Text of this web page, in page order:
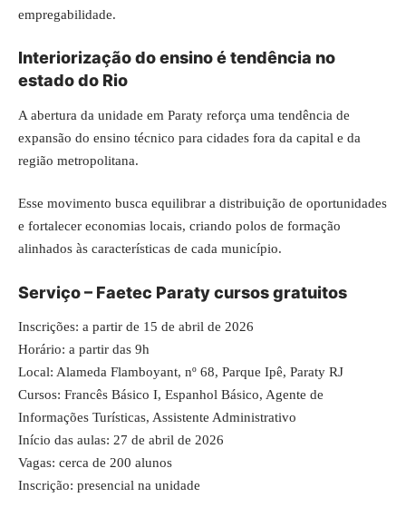
empregabilidade.
Interiorização do ensino é tendência no
estado do Rio
A abertura da unidade em Paraty reforça uma tendência de
expansão do ensino técnico para cidades fora da capital e da
região metropolitana.
Esse movimento busca equilibrar a distribuição de oportunidades
e fortalecer economias locais, criando polos de formação
alinhados às características de cada município.
Serviço – Faetec Paraty cursos gratuitos
Inscrições: a partir de 15 de abril de 2026
Horário: a partir das 9h
Local: Alameda Flamboyant, nº 68, Parque Ipê, Paraty RJ
Cursos: Francês Básico I, Espanhol Básico, Agente de
Informações Turísticas, Assistente Administrativo
Início das aulas: 27 de abril de 2026
Vagas: cerca de 200 alunos
Inscrição: presencial na unidade